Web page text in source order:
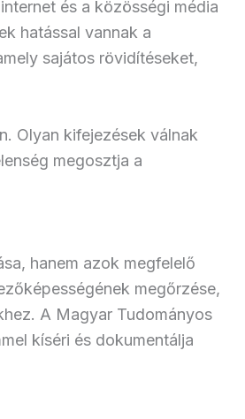
és a közösségi média
hatással vannak a
sajátos rövidítéseket,
Olyan kifejezések válnak
megosztja a
hanem azok megfelelő
megőrzése,
A Magyar Tudományos
kíséri és dokumentálja